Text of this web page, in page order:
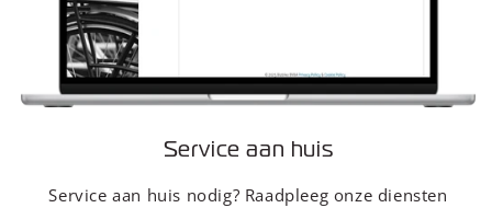
Service aan huis
Service aan huis nodig? Raadpleeg onze diensten